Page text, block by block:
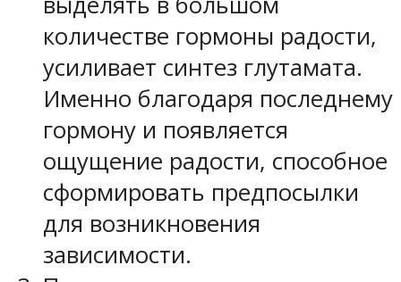
количестве гормоны радости,
усиливает синтез глутамата.
Именно благодаря последнему
гормону и появляется
ощущение радости, способное
сформировать предпосылки
для возникновения
зависимости.